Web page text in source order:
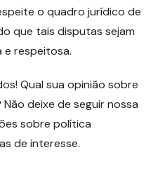
o quadro jurídico de
que tais disputas sejam
e respeitosa.
Qual sua opinião sobre
deixe de seguir nossa
sobre política
de interesse.